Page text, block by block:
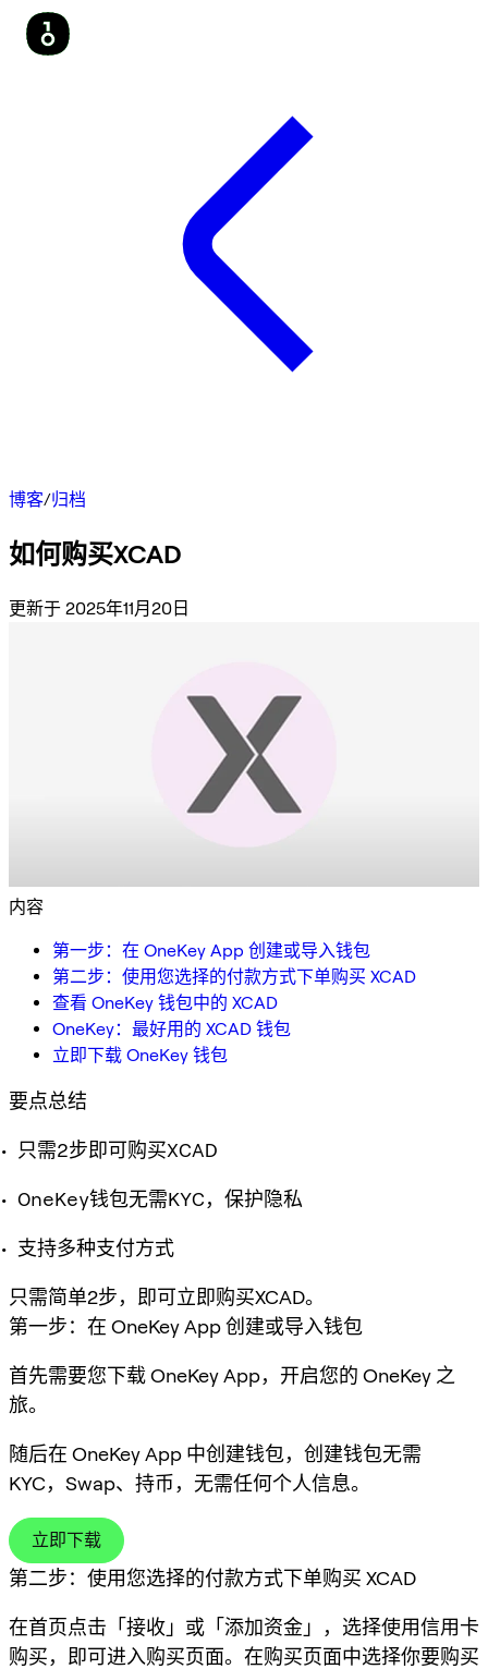
博客/归档
如何购买XCAD
更新于 2025年11月20日
内容
第一步：在 OneKey App 创建或导入钱包
第二步：使用您选择的付款方式下单购买 XCAD
查看 OneKey 钱包中的 XCAD
OneKey：最好用的 XCAD 钱包
立即下载 OneKey 钱包
要点总结
只需2步即可购买XCAD
OneKey钱包无需KYC，保护隐私
支持多种支付方式
只需简单2步，即可立即购买XCAD。
第一步：在 OneKey App 创建或导入钱包
首先需要您下载 OneKey App，开启您的 OneKey 之
旅。
随后在 OneKey App 中创建钱包，创建钱包无需
KYC，Swap、持币，无需任何个人信息。
立即下载
第二步：使用您选择的付款方式下单购买 XCAD
在首页点击「接收」或「添加资金」，选择使用信用卡
购买，即可进入购买页面。在购买页面中选择你要购买